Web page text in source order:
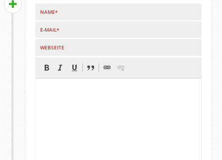
NAME*
E-MAIL*
WEBSEITE